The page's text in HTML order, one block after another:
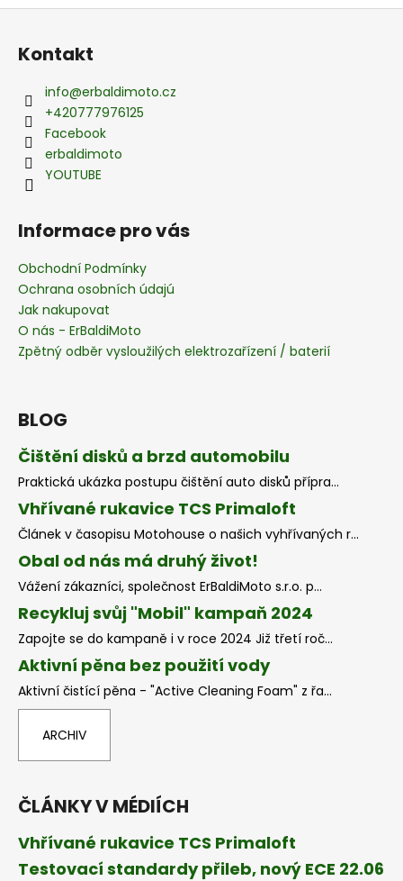
Z
Kontakt
info@erbaldimoto.cz
+420777976125
Facebook
erbaldimoto
YOUTUBE
Informace pro vás
Obchodní Podmínky
Ochrana osobních údajú
Jak nakupovat
O nás - ErBaldiMoto
Zpětný odběr vysloužilých elektrozařízení / baterií
BLOG
Čištění disků a brzd automobilu
Praktická ukázka postupu čištění auto disků přípra...
Vhřívané rukavice TCS Primaloft
Článek v časopisu Motohouse o našich vyhřívaných r...
Obal od nás má druhý život!
Vážení zákazníci, společnost ErBaldiMoto s.r.o. p...
Recykluj svůj "Mobil" kampaň 2024
Zapojte se do kampaně i v roce 2024 Již třetí roč...
Aktivní pěna bez použití vody
Aktivní čistící pěna - "Active Cleaning Foam" z řa...
ARCHIV
ČLÁNKY V MÉDIÍCH
Vhřívané rukavice TCS Primaloft
Testovací standardy přileb, nový ECE 22.06